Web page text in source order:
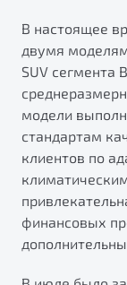
от 2 499 990
Обзор В
Запись на
В настоящее
двумя
SUV сегмента
модели
стандартам
клиентов по
финансовых